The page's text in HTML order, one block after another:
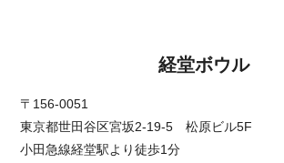
経堂ボウル
〒156-0051
東京都世田谷区宮坂2-19-5 松原ビル5F
小田急線経堂駅より徒歩1分